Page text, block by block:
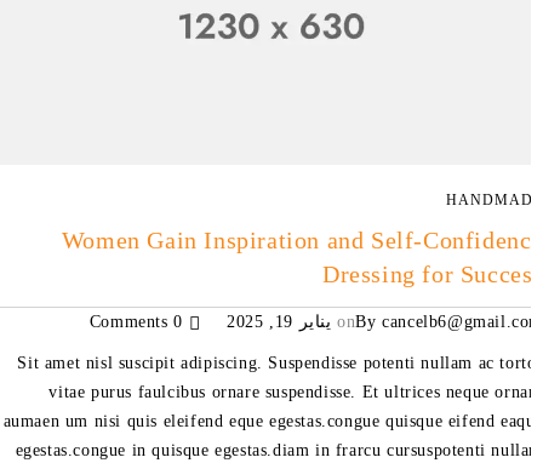
Women Gain Inspiration and Self-
Dressing for
By
on يناير 19, 2025 0 Comments
Sit amet nisl suscipit adipiscing. Suspendisse potenti nullam ac
vitae purus faulcibus ornare suspendisse. Et ultrices neque
aumaen um nisi quis eleifend eque egestas.congue quisque eifend
egestas.congue in quisque egestas.diam in frarcu cursuspotenti